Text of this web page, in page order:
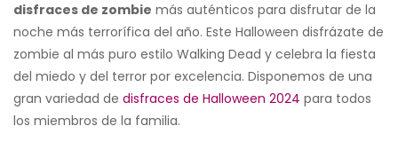
disfraces de zombie más auténticos para disfrutar de la
noche más terrorífica del año. Este Halloween disfrázate de
zombie al más puro estilo Walking Dead y celebra la fiesta
del miedo y del terror por excelencia. Disponemos de una
gran variedad de disfraces de Halloween 2024 para todos
los miembros de la familia.